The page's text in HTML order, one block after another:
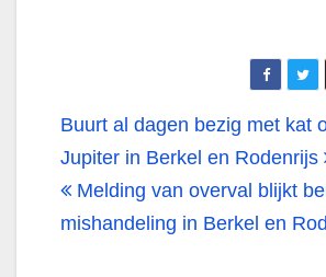
Bericht
navigatie
Buurt al dagen bezig met kat
Jupiter in Berkel en Rodenrijs
Melding van overval blijkt
mishandeling in Berkel en